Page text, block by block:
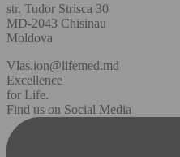
str. Tudor Strisca 30
MD-2043 Chisinau
Moldova
Vlas.ion@lifemed.md
Excellence
for Life.
Find us on Social Media